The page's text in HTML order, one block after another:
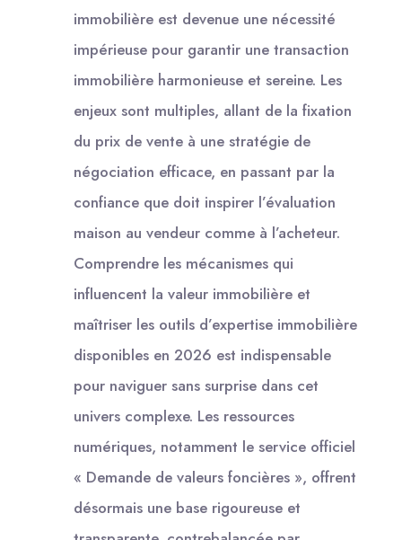
immobilière est devenue une nécessité
impérieuse pour garantir une transaction
immobilière harmonieuse et sereine. Les
enjeux sont multiples, allant de la fixation
du prix de vente à une stratégie de
négociation efficace, en passant par la
confiance que doit inspirer l’évaluation
maison au vendeur comme à l’acheteur.
Comprendre les mécanismes qui
influencent la valeur immobilière et
maîtriser les outils d’expertise immobilière
disponibles en 2026 est indispensable
pour naviguer sans surprise dans cet
univers complexe. Les ressources
numériques, notamment le service officiel
« Demande de valeurs foncières », offrent
désormais une base rigoureuse et